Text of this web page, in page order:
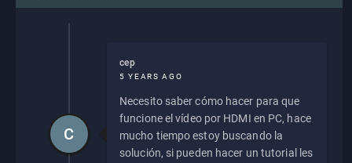
cep
5 YEARS AGO
Necesito saber cómo hacer para que
funcione el vídeo por HDMI en PC, hace
mucho tiempo estoy buscando la
solución, si pueden hacer un tutorial les
C